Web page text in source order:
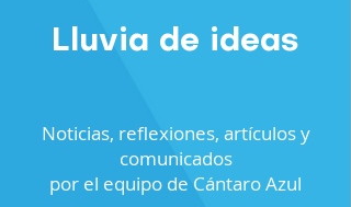
Lluvia de ideas
Noticias, reflexiones, artículos y
comunicados
por el equipo de Cántaro Azul